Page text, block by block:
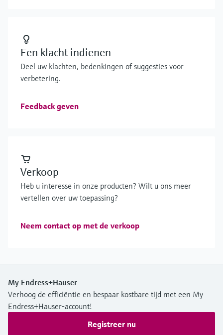
Een klacht indienen
Deel uw klachten, bedenkingen of suggesties voor
verbetering.
Feedback geven
Verkoop
Heb u interesse in onze producten? Wilt u ons meer
vertellen over uw toepassing?
Neem contact op met de verkoop
My Endress+Hauser
Verhoog de efficiëntie en bespaar kostbare tijd met een My
Endress+Hauser-account!
Registreer nu